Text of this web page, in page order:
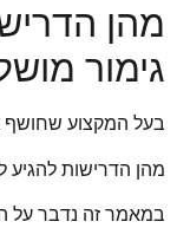
מהן
גימור
בעל המקצוע שחושף
מהן הדרישות
במאמר זה נדבר על